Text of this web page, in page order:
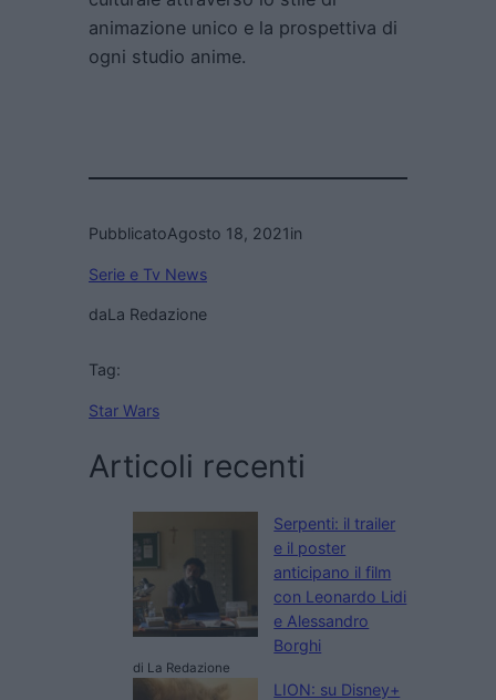
animazione unico e la prospettiva di
ogni studio anime.
PubblicatoAgosto 18, 2021in
Serie e Tv News
daLa Redazione
Tag:
Star Wars
Articoli recenti
Serpenti: il trailer
e il poster
anticipano il film
con Leonardo Lidi
e Alessandro
Borghi
di La Redazione
LION: su Disney+